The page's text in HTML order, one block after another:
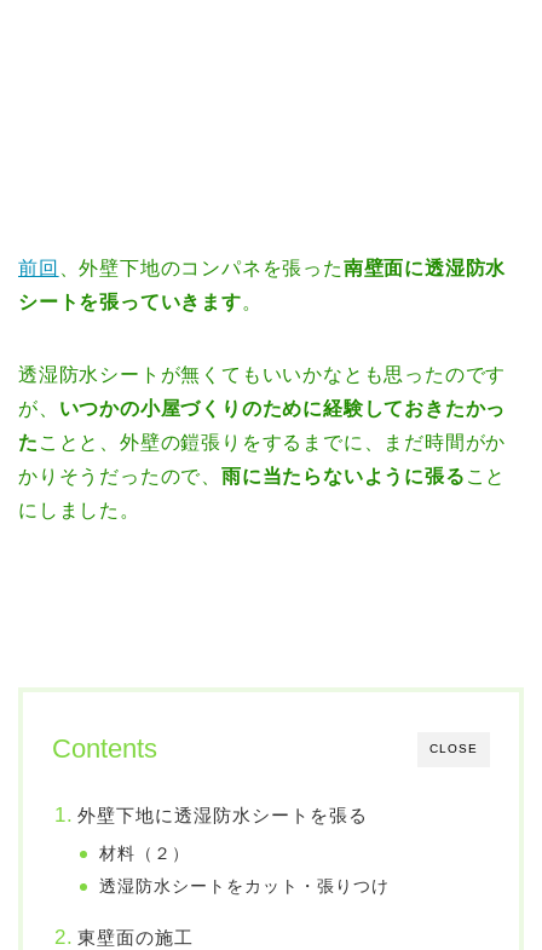
前回 、外壁下地のコンパネを張った南壁面に透湿防水
シートを張っていきます。
透湿防水シートが無くてもいいかなとも思ったのです
が、 いつかの小屋づくりのために経験しておきたかっ
た ことと、外壁の鎧張りをするまでに、まだ時間がか
かりそうだったので、雨に当たらないように張る こと
にしました。
CLOSE
Contents
外壁下地に透湿防水シートを張る
材料（２）
透湿防水シートをカット・張りつけ
東壁面の施工